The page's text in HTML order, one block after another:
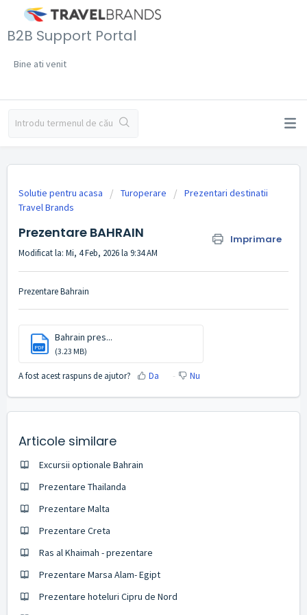
B2B Support Portal
Bine ati venit
Solutie pentru acasa Turoperare
Prezentari destinatii
Travel Brands
Prezentare BAHRAIN Imprimare
Modificat la: Mi, 4 Feb, 2026 la 9:34 AM
Prezentare Bahrain
PDF
Bahrain pres...
(3.23 MB)
A fost acest raspuns de ajutor? Da Nu
Articole similare
Excursii optionale Bahrain
Prezentare Thailanda
Prezentare Malta
Prezentare Creta
Ras al Khaimah - prezentare
Prezentare Marsa Alam- Egipt
Prezentare hoteluri Cipru de Nord